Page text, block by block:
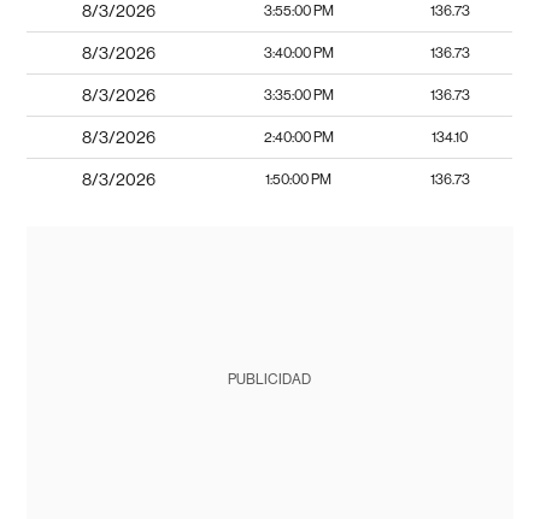
8/3/2026 3:55:00 PM 136.73
8/3/2026 3:40:00 PM 136.73
8/3/2026 3:35:00 PM 136.73
8/3/2026 2:40:00 PM 134.10
8/3/2026 1:50:00 PM 136.73
PUBLICIDAD